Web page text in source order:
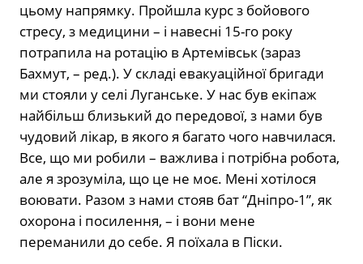
цьому напрямку. Пройшла курс з бойового
стресу, з медицини – і навесні 15-го року
потрапила на ротацію в Артемівськ (зараз
Бахмут, – ред.). У складі евакуаційної бригади
ми стояли у селі Луганське. У нас був екіпаж
найбільш близький до передової, з нами був
чудовий лікар, в якого я багато чого навчилася.
Все, що ми робили – важлива і потрібна робота,
але я зрозуміла, що це не моє. Мені хотілося
воювати. Разом з нами стояв бат “Дніпро-1”, як
охорона і посилення, – і вони мене
переманили до себе. Я поїхала в Піски.